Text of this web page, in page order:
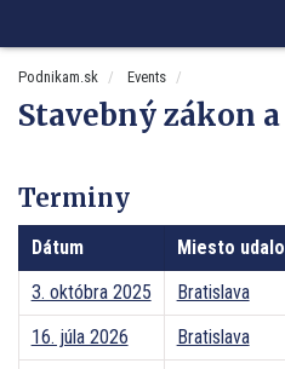
Podnikam.sk Events
Stavebný zákon
Terminy
Dátum Miesto
3. októbra 2025
Bratislava
16. júla 2026
Bratislava